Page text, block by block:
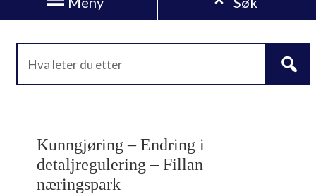
Kunngjøring – Endring i
detaljregulering – Fillan
næringspark